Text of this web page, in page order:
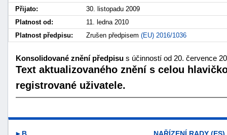
Přijato:
30. listopadu 2009
Platnost od:
11. ledna 2010
Platnost předpisu:
Zrušen předpisem (EU) 2016/1036
Konsolidované znění předpisu s účinností od 20. července
Text aktualizovaného znění s celou
registrované uživatele.
►B NAŘÍZENÍ RADY